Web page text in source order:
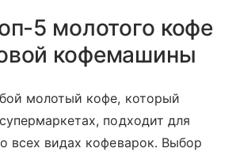
5 молотого кофе
кофемашины
молотый кофе, который
подходит для
всех видах кофеварок. Выбор